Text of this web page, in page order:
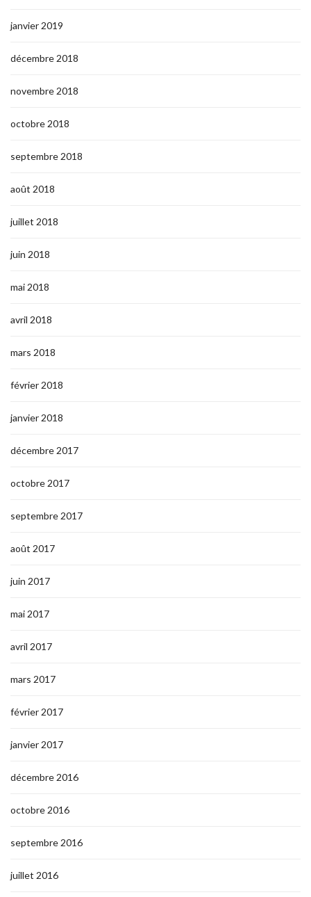
janvier 2019
décembre 2018
novembre 2018
octobre 2018
septembre 2018
août 2018
juillet 2018
juin 2018
mai 2018
avril 2018
mars 2018
février 2018
janvier 2018
décembre 2017
octobre 2017
septembre 2017
août 2017
juin 2017
mai 2017
avril 2017
mars 2017
février 2017
janvier 2017
décembre 2016
octobre 2016
septembre 2016
juillet 2016